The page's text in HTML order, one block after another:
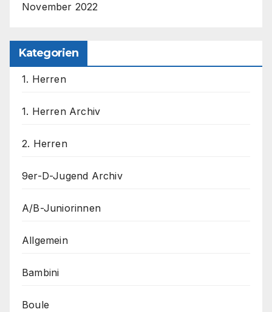
November 2022
Kategorien
1. Herren
1. Herren Archiv
2. Herren
9er-D-Jugend Archiv
A/B-Juniorinnen
Allgemein
Bambini
Boule